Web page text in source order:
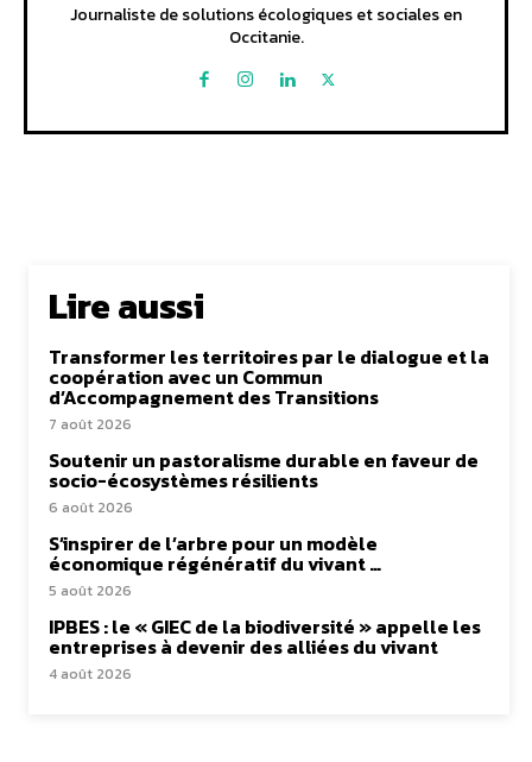
Journaliste de solutions écologiques et sociales en
Occitanie.
Lire aussi
Transformer les territoires par le dialogue et la
coopération avec un Commun
d’Accompagnement des Transitions
7 août 2026
Soutenir un pastoralisme durable en faveur de
socio-écosystèmes résilients
6 août 2026
S’inspirer de l’arbre pour un modèle
économique régénératif du vivant …
5 août 2026
IPBES : le « GIEC de la biodiversité » appelle les
entreprises à devenir des alliées du vivant
4 août 2026